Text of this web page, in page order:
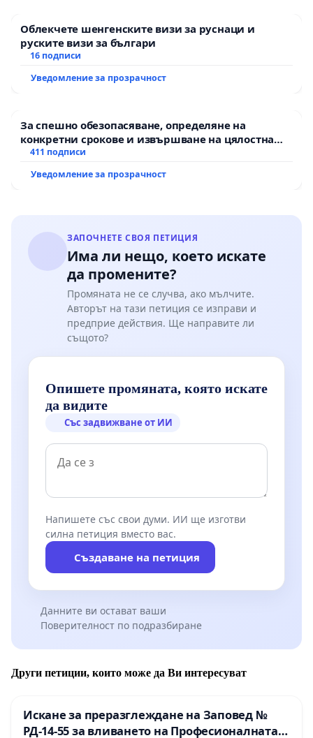
Облекчете шенгенските визи за руснаци и
руските визи за българи
16 подписи
Уведомление за прозрачност
За спешно обезопасяване, определяне на
конкретни срокове и извършване на цялостна
рехабилитация на републиканския път между
Мирово - к.к. Момин проход
411 подписи
Уведомление за прозрачност
ЗАПОЧНЕТЕ СВОЯ ПЕТИЦИЯ
Има ли нещо, което искате
да промените?
Промяната не се случва, ако мълчите.
Авторът на тази петиция се изправи и
предприе действия. Ще направите ли
същото?
Опишете промяната, която искате
да видите
Със задвижване от ИИ
Напишете със свои думи. ИИ ще изготви
силна петиция вместо вас.
Създаване на петиция
Данните ви остават ваши
Поверителност по подразбиране
Други петиции, които може да Ви интересуват
Искане за преразглеждане на Заповед №
РД-14-55 за вливането на Професионалната